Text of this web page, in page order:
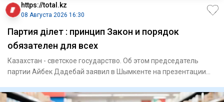
https://total.kz
08 Августа 2026 16:30
Партия Әділет : принцип Закон и порядок
обязателен для всех
Казахстан - светское государство. Об этом председатель
партии Айбек Дадебай заявил в Шымкенте на презентации